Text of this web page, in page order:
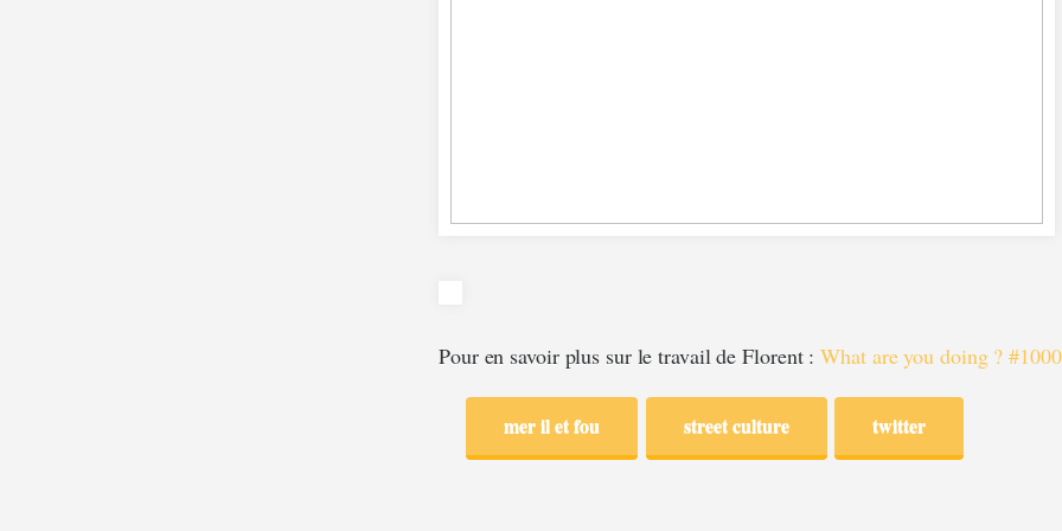
Pour en savoir plus sur le travail de Florent :What are you doing ?
mer il et fou street culture twitter